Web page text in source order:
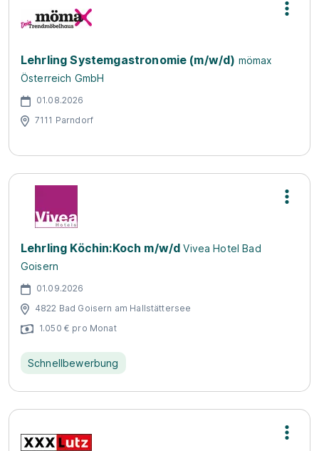
Lehrling Systemgastronomie (m/w/d) mömax
Österreich GmbH
01.08.2026
7111 Parndorf
Lehrling Köchin:Koch m/w/d Vivea Hotel Bad
Goisern
01.09.2026
4822 Bad Goisern am Hallstättersee
1.050 € pro Monat
Schnellbewerbung